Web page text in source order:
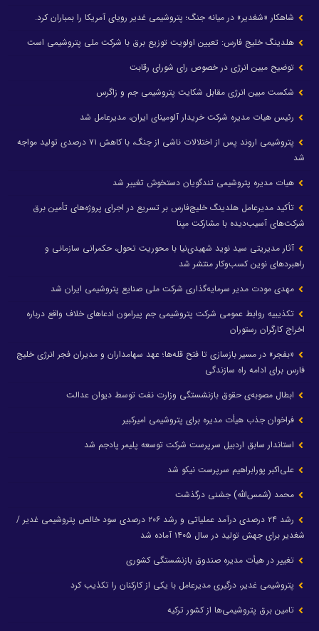
شاهکار «شغدیر» در میانه جنگ؛ پتروشیمی غدیر رویای آمریکا را بمباران کرد.
هلدینگ خلیج فارس: تعیین اولویت توزیع برق با شرکت ملی پتروشیمی است
توضیح مبین انرژی در خصوص رای شورای رقابت
شکست مبین انرژی مقابل شکایت پتروشیمی جم و زاگرس
رئیس هیات مدیره شرکت خریدار آلومینای ایران، مدیرعامل شد
پتروشیمی اروند پس از اختلالات ناشی از جنگ، با کاهش ۷۱ درصدی تولید مواجه
شد
هیات مدیره پتروشیمی تندگویان دستخوش تغییر شد
تأکید مدیرعامل هلدینگ خلیج‌فارس بر تسریع در اجرای پروژه‌های تأمین برق
شرکت‌های آسیب‌دیده با مشارکت مپنا
آثار مدیریتی سید نوید شهیدی‌نیا با محوریت تحول، حکمرانی سازمانی و
راهبردهای نوین کسب‌وکار منتشر شد
مهدی مودت مدیر سرمایه‌گذاری شرکت ملی صنایع پتروشیمی ایران شد
تکذیبیه روابط عمومی شرکت پتروشیمی جم پیرامون ادعاهای خلاف واقع درباره
اخراج کارگران رستوران
«بفجر» در مسیر بازسازی تا فتح قله‌ها؛ عهد سهامداران و مدیران فجر انرژی خلیج
فارس برای ادامه راه سازندگی
ابطال مصوبه‌ی حقوق بازنشستگی وزارت نفت توسط دیوان عدالت
فراخوان جذب هیأت مدیره برای پتروشیمی امیرکبیر
استاندار سابق اردبیل سرپرست شرکت توسعه پلیمر پادجم شد
علی‌اکبر پورابراهیم سرپرست نیکو شد
محمد (شمس‌الله) جشنی درگذشت
رشد ۲۴ درصدی درآمد عملیاتی و رشد ۲۰۶ درصدی سود خالص پتروشیمی غدیر /
شغدیر برای جهش تولید در سال ۱۴۰۵ آماده شد
تغییر در هیأت مدیره صندوق بازنشستگی کشوری
پتروشیمی غدیر، درگیری مدیرعامل با یکی از کارکنان را تکذیب کرد
تامین برق پتروشیمی‌ها از کشور ترکیه